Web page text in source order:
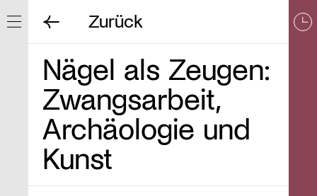
Navigation ein/ausblenden
Zurück
Nägel als Zeugen:
Zwangsarbeit,
Archäologie und
Kunst